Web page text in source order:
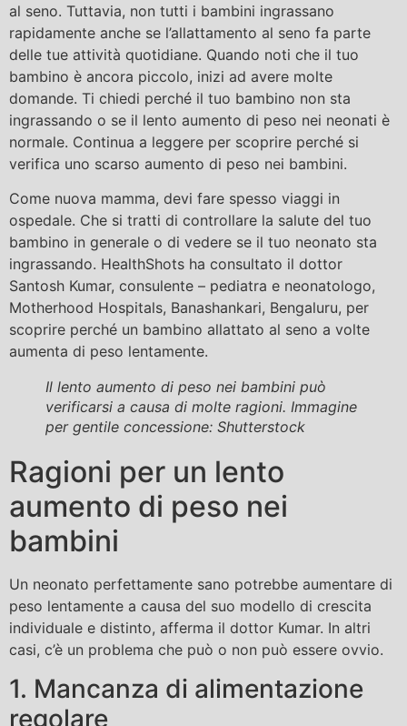
al seno. Tuttavia, non tutti i bambini ingrassano
rapidamente anche se l’allattamento al seno fa parte
delle tue attività quotidiane. Quando noti che il tuo
bambino è ancora piccolo, inizi ad avere molte
domande. Ti chiedi perché il tuo bambino non sta
ingrassando o se il lento aumento di peso nei neonati è
normale. Continua a leggere per scoprire perché si
verifica uno scarso aumento di peso nei bambini.
Come nuova mamma, devi fare spesso viaggi in
ospedale. Che si tratti di controllare la salute del tuo
bambino in generale o di vedere se il tuo neonato sta
ingrassando. HealthShots ha consultato il dottor
Santosh Kumar, consulente – pediatra e neonatologo,
Motherhood Hospitals, Banashankari, Bengaluru, per
scoprire perché un bambino allattato al seno a volte
aumenta di peso lentamente.
Il lento aumento di peso nei bambini può
verificarsi a causa di molte ragioni. Immagine
per gentile concessione: Shutterstock
Ragioni per un lento
aumento di peso nei
bambini
Un neonato perfettamente sano potrebbe aumentare di
peso lentamente a causa del suo modello di crescita
individuale e distinto, afferma il dottor Kumar. In altri
casi, c’è un problema che può o non può essere ovvio.
1. Mancanza di alimentazione
regolare